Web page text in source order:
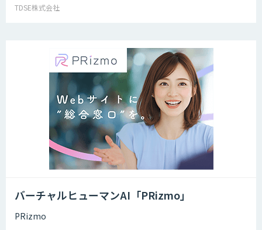
TDSE株式会社
バーチャルヒューマンAI「PRizmo」
PRizmo